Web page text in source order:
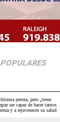
POPULARES